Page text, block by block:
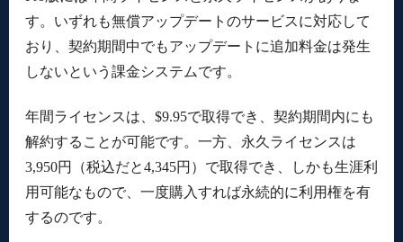
す。いずれも無償アップデートのサービスに対応して
おり、契約期間中でもアップデートに追加料金は発生
しないという課金システムです。
年間ライセンスは、$9.95で取得でき、契約期間内にも
解約することが可能です。一方、永久ライセンスは
3,950円（税込だと4,345円）で取得でき、しかも生涯利
用可能なもので、一度購入すれば永続的に利用権を有
するのです。